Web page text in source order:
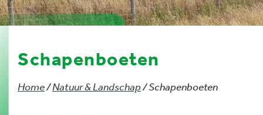
Schapenboeten
Home/Natuur & Landschap/ Schapenboeten